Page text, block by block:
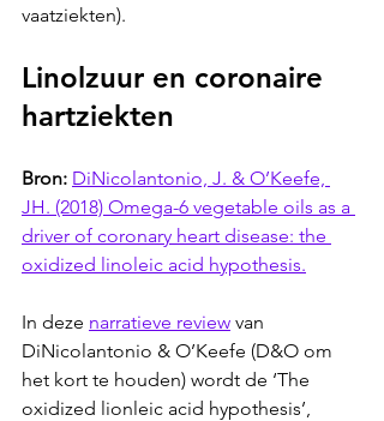
vaatziekten).
Linolzuur en coronaire
hartziekten
Bron: DiNicolantonio, J. & O’Keefe,
JH. (2018) Omega-6 vegetable oils as a
driver of coronary heart disease: the
oxidized linoleic acid hypothesis.
In deze narratieve review van
DiNicolantonio & O’Keefe (D&O om
het kort te houden) wordt de ‘The
oxidized lionleic acid hypothesis’,